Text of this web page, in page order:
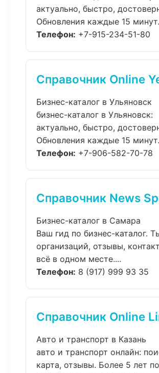
актуально, быстро,
Обновления каждые 15
Телефон: +7-915-234-51-80
Справочник Online
Бизнес-каталог в Ульяновск
бизнес-каталог в Ульяновск:
актуально, быстро,
Обновления каждые 15
Телефон: +7-906-582-70-78
Справочник News
Бизнес-каталог в Самара
Ваш гид по бизнес-каталог.
организаций, отзывы,
всё в одном месте....
Телефон: 8 (917) 999 93 35
Справочник Online
Авто и транспорт в Казань
авто и транспорт онлайн:
карта, отзывы. Более 5 лет